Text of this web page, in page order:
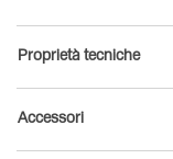
Proprietà tecniche
Accessori